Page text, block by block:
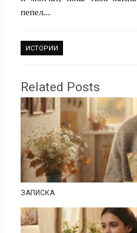
пепел...
ИСТОРИИ
Related Posts
ЗАПИСКА